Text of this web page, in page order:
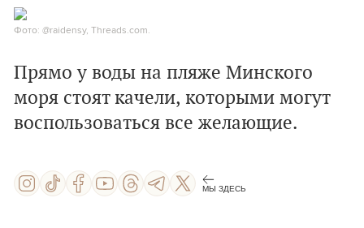
Фото: @raidensy, Threads.com.
Прямо у воды на пляже Минского
моря стоят качели, которыми могут
воспользоваться все желающие.
МЫ ЗДЕСЬ